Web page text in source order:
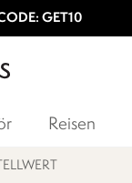
GET10
Reisen